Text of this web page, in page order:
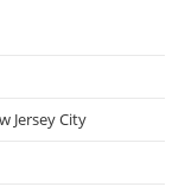
Jersey City